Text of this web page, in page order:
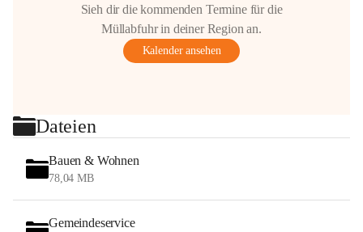
Sieh dir die kommenden Termine für die
Müllabfuhr in deiner Region an.
Kalender ansehen
Dateien
Bauen & Wohnen
78,04 MB
Gemeindeservice